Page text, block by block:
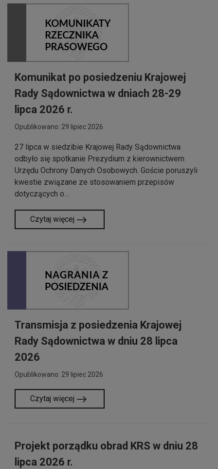
Komunikat po posiedzeniu Krajowej
Rady Sądownictwa w dniach 28-29
lipca 2026 r.
Opublikowano: 29 lipiec 2026
27 lipca w siedzibie Krajowej Rady Sądownictwa
odbyło się spotkanie Prezydium z kierownictwem
Urzędu Ochrony Danych Osobowych. Goście poruszyli
kwestie związane ze stosowaniem przepisów
dotyczących o…
Czytaj więcej
Transmisja z posiedzenia Krajowej
Rady Sądownictwa w dniu 28 lipca
2026
Opublikowano: 29 lipiec 2026
Czytaj więcej
Projekt porządku obrad KRS w dniu 28
lipca 2026 r.